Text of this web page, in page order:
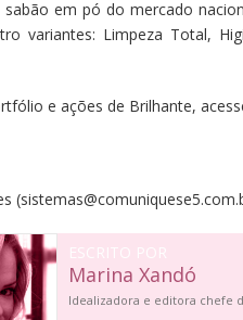
em pó do mercado
variantes: Limpeza Total,
e ações de Brilhante,
(
ESCRITO POR
Marina Xandó
Idealizadora e editora chefe